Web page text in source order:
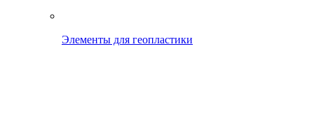
Элементы для геопластики